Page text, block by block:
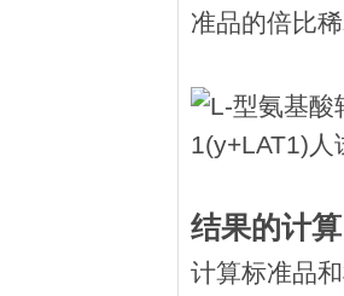
准品的倍比
结果的计算
计算标准品